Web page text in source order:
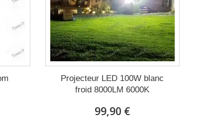
Projecteur LED 100W blanc
froid 8000LM 6000K
99,90 €